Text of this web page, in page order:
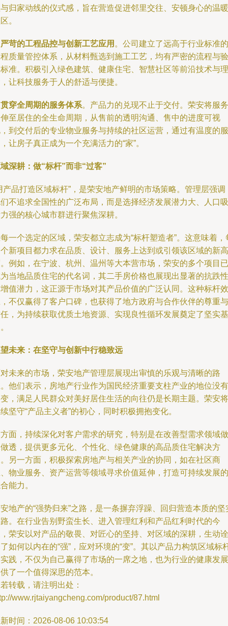
归家动线的仪式感，旨在营造促进邻里交往、安顿身心的温暖
。
严苛的工程品控与创新工艺应用 。公司建立了远高于行业标准的
质量管控体系，从材料甄选到施工工艺，均有严密的流程与验
准。积极引入绿色建筑、健康住宅、智慧社区等前沿技术与理
让科技服务于人的舒适与便捷。
贯穿全周期的服务体系。产品力的兑现不止于交付。荣安将服务
至居住的全生命周期，从售前的透明沟通、售中的进度可视
到交付后的专业物业服务与持续的社区运营，通过有温度的服
让房子真正成为一个充满活力的“家”。
深耕：做“标杆”而非“过客”
产品打造区域标杆”，是荣安地产鲜明的市场策略。管理层强调
不追求全国性的广泛布局，而是选择经济发展潜力大、人口吸
强的核心城市群进行聚焦深耕。
一个选定的区域，荣安都立志成为“标杆塑造者”。这意味着，
新项目都力求在品质、设计、服务上达到或引领该区域的新高
例如，在宁波、杭州、温州等大本营市场，荣安的多个项目已
当地品质住宅的代名词，其二手房价格也展现出显著的抗跌性
值潜力，这正源于市场对其产品价值的广泛认同。这种标杆效
不仅赢得了客户口碑，也获得了地方政府与合作伙伴的尊重与
，为持续获取优质土地资源、实现良性循环发展奠定了坚实基
未来：在坚守与创新中行稳致远
未来的市场，荣安地产管理层展现出审慎的乐观与清晰的路
他们表示，房地产行业作为国民经济重要支柱产业的地位没有
，满足人民群众对美好居住生活的向往仍是长期主题。荣安将
坚守“产品主义者”的初心，同时积极拥抱变化。
面，持续深化对客户需求的研究，特别是在改善型需求领域做
透，提供更多元化、个性化、绿色健康的高品质住宅解决方
另一方面，积极探索房地产与相关产业的协同，如在社区商
物业服务、资产运营等领域寻求价值延伸，打造可持续发展的
能力。
地产的“强势归来”之路，是一条摒弃浮躁、回归营造本质的坚
。在行业告别野蛮生长、进入管理红利和产品红利时代的今
荣安以对产品的敬畏、对匠心的坚持、对区域的深耕，生动诠
如何以内在的“强”，应对环境的“变”。其以产品力构筑区域标
践，不仅为自己赢得了市场的一席之地，也为行业的健康发展
了一个值得深思的范本。
转载，请注明出处：
www.rjtaiyangcheng.com/product/87.html
时间：2026-08-06 10:03:54